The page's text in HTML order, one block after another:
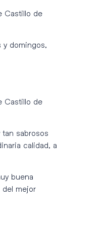
Castillo de
y domingos,
Castillo de
sabrosos
calidad, a
buena
del mejor